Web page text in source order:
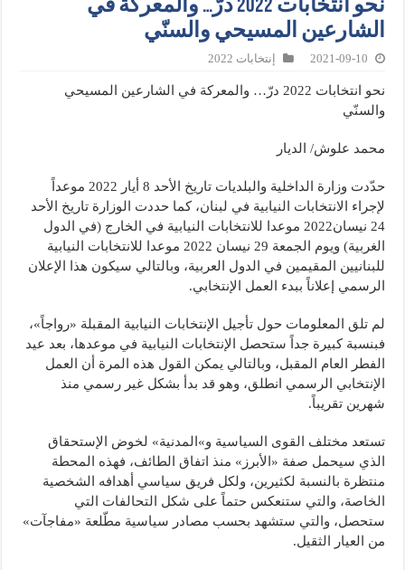
نحو انتخابات 2022 درّ… والمعركة في
الشارعين المسيحي والسنّي
2021-09-10 إنتخابات 2022
نحو انتخابات 2022 درّ… والمعركة في الشارعين المسيحي
والسنّي
محمد علوش/ الديار
حدّدت وزارة الداخلية والبلديات تاريخ الأحد 8 أيار 2022 موعداً
لإجراء الانتخابات النيابية في لبنان، كما حددت الوزارة تاريخ الأحد
24 نيسان2022 موعدا للانتخابات النيابية في الخارج (في الدول
الغربية) ويوم الجمعة 29 نيسان 2022 موعدا للانتخابات النيابية
للبنانيين المقيمين في الدول العربية، وبالتالي سيكون هذا الإعلان
الرسمي إعلاناً ببدء العمل الإنتخابي.
لم تلق المعلومات حول تأجيل الإنتخابات النيابية المقبلة «رواجاً»،
فبنسبة كبيرة جداً ستحصل الإنتخابات النيابية في موعدها، بعد عيد
الفطر العام المقبل، وبالتالي يمكن القول هذه المرة أن العمل
الإنتخابي الرسمي انطلق، وهو قد بدأ بشكل غير رسمي منذ
شهرين تقريباً.
تستعد مختلف القوى السياسية و»المدنية» لخوض الإستحقاق
الذي سيحمل صفة «الأبرز» منذ اتفاق الطائف، فهذه المحطة
منتظرة بالنسبة لكثيرين، ولكل فريق سياسي أهدافه الشخصية
الخاصة، والتي ستنعكس حتماً على شكل التحالفات التي
ستحصل، والتي ستشهد بحسب مصادر سياسية مطّلعة «مفاجآت»
من العيار الثقيل.